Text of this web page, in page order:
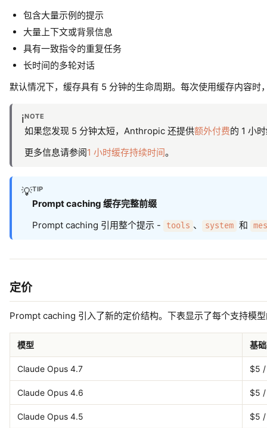
包含大量示例的提示
大量上下文或背景信息
具有一致指令的重复任务
长时间的多轮对话
默认情况下，缓存具有 5 分钟的生命周期。每次使用缓存内容时
ℹ️NOTE
如果您发现 5 分钟太短，Anthropic 还提供额外付费的 1 小
更多信息请参阅1 小时缓存持续时间。
💡TIP
Prompt caching 缓存完整前缀
Prompt caching 引用整个提示 -
tools 、 system 和
定价
Prompt caching 引入了新的定价结构。下表显示了每个支持模
模型 基
Claude Opus 4.7 $5 /
Claude Opus 4.6 $5 /
Claude Opus 4.5 $5 /